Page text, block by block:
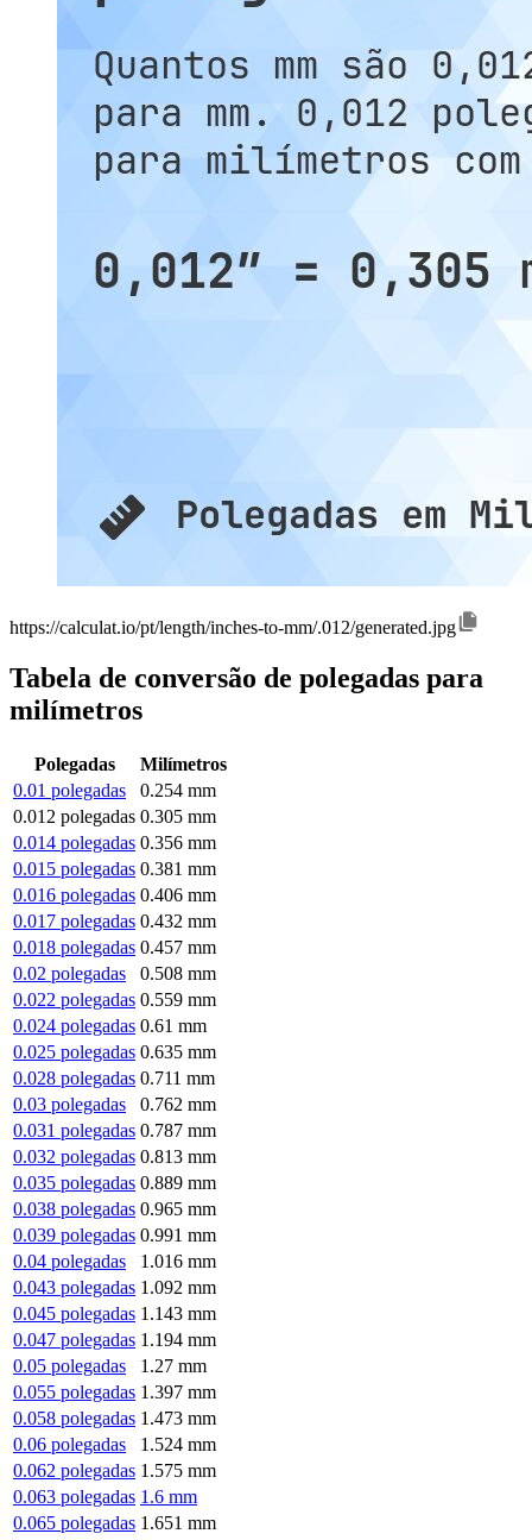
https://calculat.io/pt/length/inches-to-mm/.012/generated.jpg
Tabela de conversão de polegadas para
milímetros
Polegadas
Milímetros
0.01 polegadas
0.254 mm
0.012 polegadas 0.305 mm
0.014 polegadas 0.356 mm
0.015 polegadas 0.381 mm
0.016 polegadas 0.406 mm
0.017 polegadas 0.432 mm
0.018 polegadas 0.457 mm
0.02 polegadas
0.508 mm
0.022 polegadas 0.559 mm
0.024 polegadas 0.61 mm
0.025 polegadas 0.635 mm
0.028 polegadas 0.711 mm
0.03 polegadas
0.762 mm
0.031 polegadas 0.787 mm
0.032 polegadas 0.813 mm
0.035 polegadas 0.889 mm
0.038 polegadas 0.965 mm
0.039 polegadas 0.991 mm
0.04 polegadas
1.016 mm
0.043 polegadas 1.092 mm
0.045 polegadas 1.143 mm
0.047 polegadas 1.194 mm
0.05 polegadas
1.27 mm
0.055 polegadas 1.397 mm
0.058 polegadas 1.473 mm
0.06 polegadas
1.524 mm
0.062 polegadas 1.575 mm
0.063 polegadas 1.6 mm
0.065 polegadas 1.651 mm